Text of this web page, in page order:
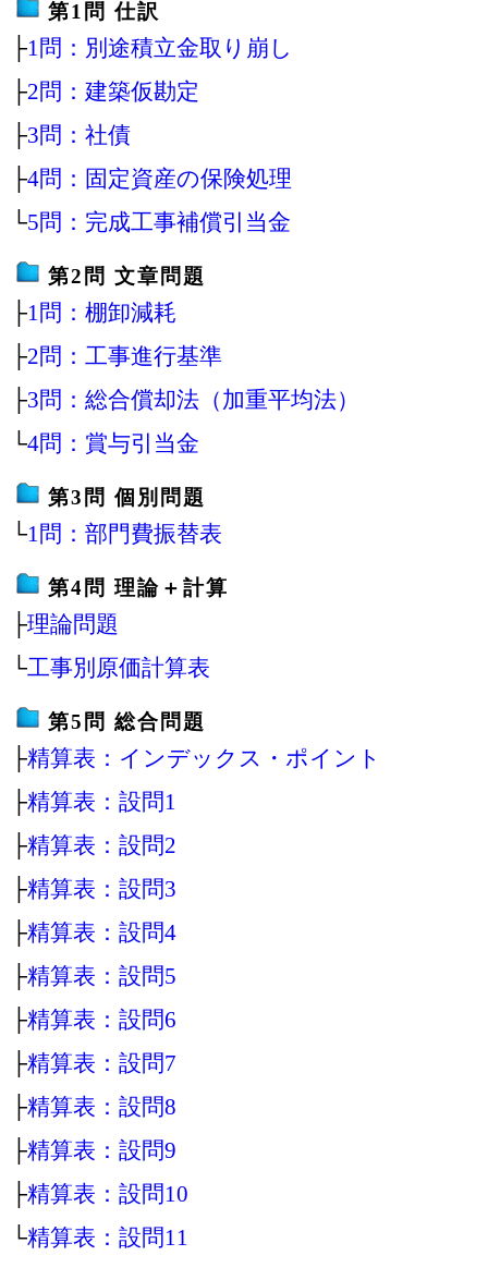
第1問 仕訳
├1問：別途積立金取り崩し
├2問：建築仮勘定
├3問：社債
├4問：固定資産の保険処理
└5問：完成工事補償引当金
第2問 文章問題
├1問：棚卸減耗
├2問：工事進行基準
├3問：総合償却法（加重平均法）
└4問：賞与引当金
第3問 個別問題
└1問：部門費振替表
第4問 理論＋計算
├理論問題
└工事別原価計算表
第5問 総合問題
├精算表：インデックス・ポイント
├精算表：設問1
├精算表：設問2
├精算表：設問3
├精算表：設問4
├精算表：設問5
├精算表：設問6
├精算表：設問7
├精算表：設問8
├精算表：設問9
├精算表：設問10
└精算表：設問11